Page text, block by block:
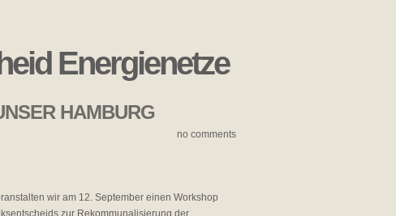
Energienetze
no comments
HAMBURG
wir am 12. September einen Workshop
zur Rekommunalisierung der